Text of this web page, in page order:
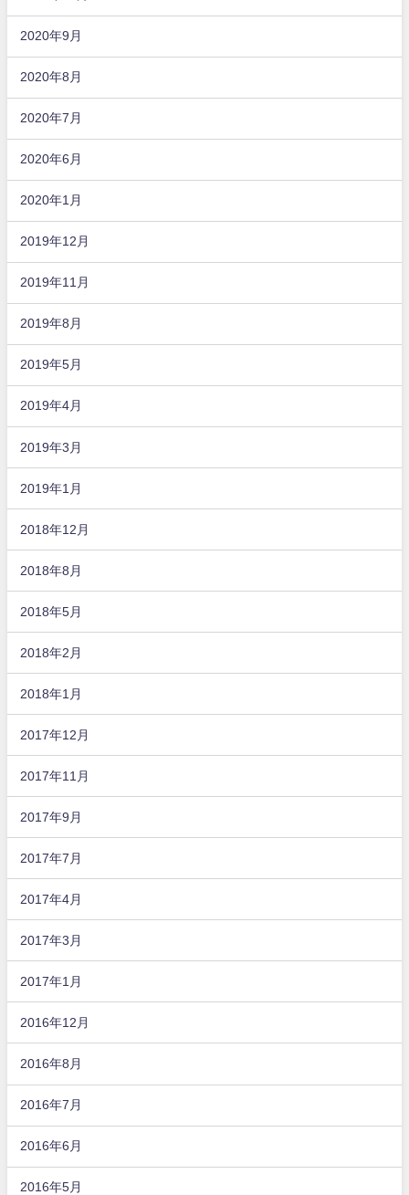
2020年9月
2020年8月
2020年7月
2020年6月
2020年1月
2019年12月
2019年11月
2019年8月
2019年5月
2019年4月
2019年3月
2019年1月
2018年12月
2018年8月
2018年5月
2018年2月
2018年1月
2017年12月
2017年11月
2017年9月
2017年7月
2017年4月
2017年3月
2017年1月
2016年12月
2016年8月
2016年7月
2016年6月
2016年5月